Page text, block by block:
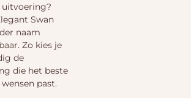
Swan
naam
Zo kies je
de
die het beste
past.